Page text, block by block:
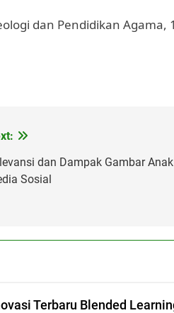
dan Pendidikan Agama,
dan Dampak Gambar
Sosial
Terbaru Blended